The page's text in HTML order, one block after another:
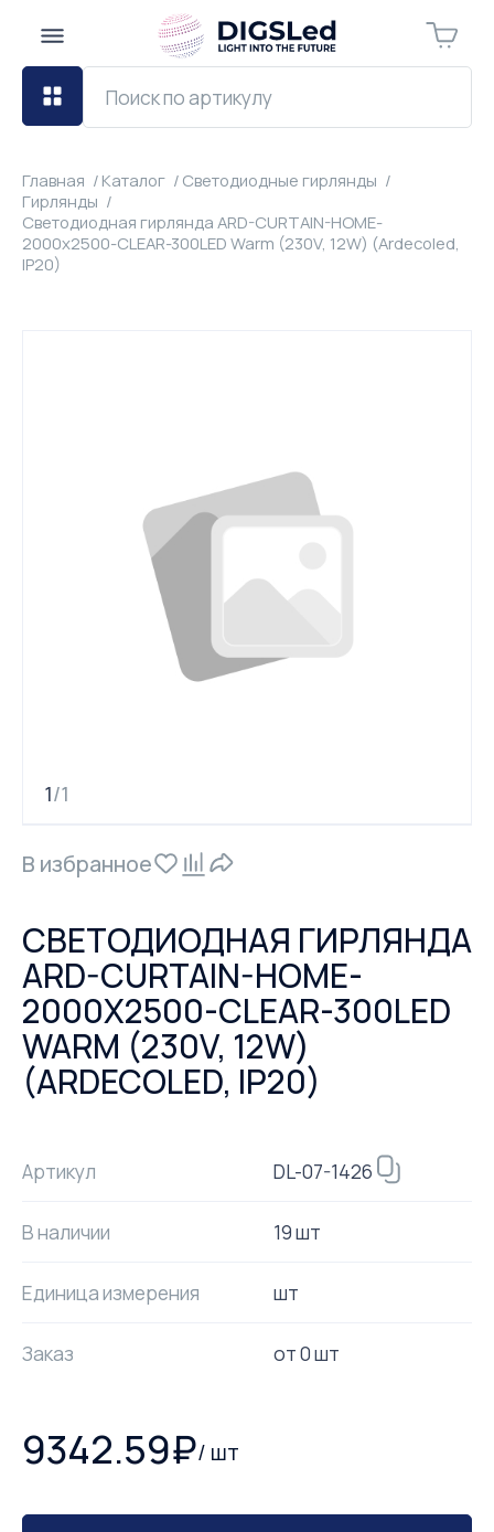
Главная Каталог
Светодиодные гирлянды
Гирлянды
Светодиодная гирлянда ARD-CURTAIN-HOME-
2000x2500-CLEAR-300LED Warm (230V, 12W) (Ardecoled,
IP20)
1/1
В избранное
СВЕТОДИОДНАЯ ГИРЛЯНДА
ARD-CURTAIN-HOME-
2000X2500-CLEAR-300LED
WARM (230V, 12W)
(ARDECOLED, IP20)
Артикул DL-07-1426
В наличии 19 шт
Единица измерения шт
Заказ от0шт
9342.59₽/ шт